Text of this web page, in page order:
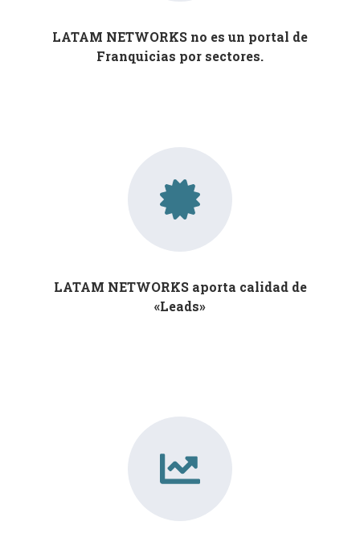
LATAM NETWORKS no es un portal de
Franquicias por sectores.
LATAM NETWORKS aporta calidad de
«Leads»